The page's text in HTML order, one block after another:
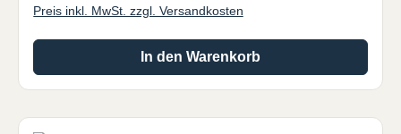
weiche Aufsteckkappe reibt nicht in Ihrer Hand. Sie
Druck ausüben müssen, um die hartnäckigsten
Grate zu entfernen. Von der Struktur bis zur
sorgfältig jeden Aspekt und jede Komponente des
Preis inkl. MwSt. zzgl. Versandkosten
In den Warenkorb